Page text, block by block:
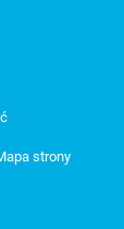
strony